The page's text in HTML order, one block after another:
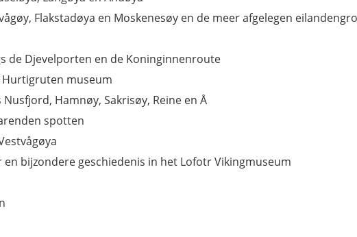
Flakstadøya en Moskenesøy en de meer afgelegen
de Djevelporten en de Koninginnenroute
Hurtigruten museum
Hamnøy, Sakrisøy, Reine en Å
spotten
bijzondere geschiedenis in het Lofotr Vikingmuseum